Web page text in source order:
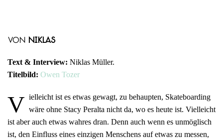
von Niklas
Text & Interview: Niklas Müller.
Titelbild: Owen Tozer
V ielleicht ist es etwas gewagt, zu behaupten, Skateboarding
wäre ohne Stacy Peralta nicht da, wo es heute ist. Vielleicht
ist aber auch etwas wahres dran. Denn auch wenn es unmöglisch
ist, den Einfluss eines einzigen Menschens auf etwas zu messen,